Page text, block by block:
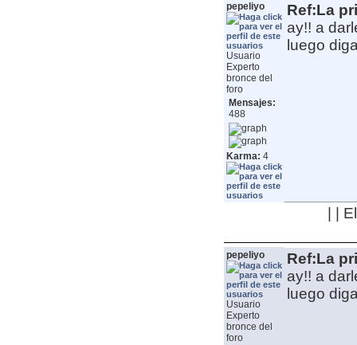
pepeliyo
Usuario
Experto
bronce del
foro
Mensajes:
488
Karma: 4
Ref:La
ay!! a
luego
| |
pepeliyo
Usuario
Experto
bronce del
foro
Ref:La
ay!! a
luego